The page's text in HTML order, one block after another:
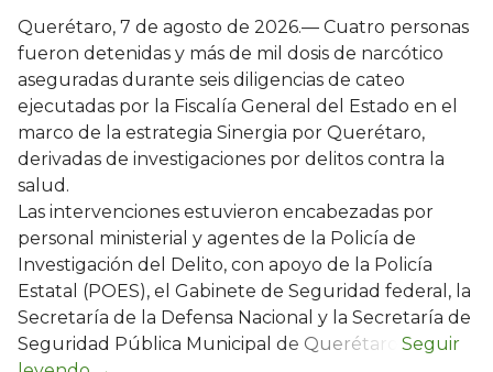
Querétaro, 7 de agosto de 2026.— Cuatro personas
fueron detenidas y más de mil dosis de narcótico
aseguradas durante seis diligencias de cateo
ejecutadas por la Fiscalía General del Estado en el
marco de la estrategia Sinergia por Querétaro,
derivadas de investigaciones por delitos contra la
salud.
Las intervenciones estuvieron encabezadas por
personal ministerial y agentes de la Policía de
Investigación del Delito, con apoyo de la Policía
Estatal (POES), el Gabinete de Seguridad federal, la
Secretaría de la Defensa Nacional y la Secretaría de
Seguridad Pública Municipal de Querétaro.